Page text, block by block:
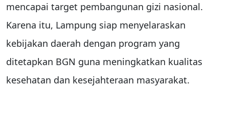
mencapai target pembangunan gizi nasional.
Karena itu, Lampung siap menyelaraskan
kebijakan daerah dengan program yang
ditetapkan BGN guna meningkatkan kualitas
kesehatan dan kesejahteraan masyarakat.